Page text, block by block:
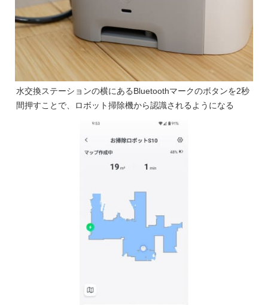
水交換ステーションの横にあるBluetoothマークのボタンを2秒
間押すことで、ロボット掃除機から認識されるようになる